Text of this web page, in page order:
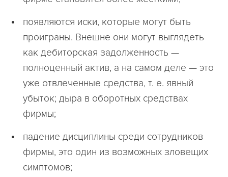
появляются иски, которые могут быть
проиграны. Внешне они могут выглядеть
как дебиторская задолженность —
полноценный актив, а на самом деле — это
уже отвлеченные средства, т. е. явный
убыток; дыра в оборотных средствах
фирмы;
падение дисциплины среди сотрудников
фирмы, это один из возможных зловещих
симптомов;